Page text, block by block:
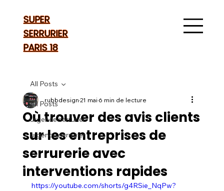
SUPER
SERRURIER
PARIS 18
All Posts
urgence serrurier
urgence serrurier
All Posts
Où trouver des avis clients
sur les entreprises de
serrurerie avec
interventions rapides
rubbdesign21 mai6 min de lecture
https://youtube.com/shorts/g4RSie_NqPw?